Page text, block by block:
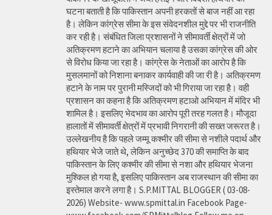
घटना बताती है कि पाकिस्तान अपनी हरकतों से बाज नहीं आ रहा
है। लेकिन कांग्रेस सीमा के इस संवेदनशील मुद्दे पर भी राजनीति
कर रही है। संबंधित जिला प्रशासनों ने सीमावर्ती क्षेत्रों में जो
अतिक्रमण हटाने का अभियान चलाया है उसका कांग्रेस की ओर
से विरोध किया जा रहा है। कांग्रेस के नेताओं का आरोप है कि
मुसलमानों को निशाना बनाकर कार्यवाही की जा री है। अतिक्रमण
हटाने के नाम पर पुरानी मस्जिदों को भी गिराया जा रहा है। वही
प्रशासन का कहना है कि अतिक्रमण हटाओ अभियान में मंदिर भी
शामिल है। इसलिए भेदभाव का आरोप पूरी तरह गलत है। मौजूदा
हालातों में सीमावर्ती क्षेत्रों में प्रभावी निगरानी की सख्त जरूरत है।
उल्लेखनीय है कि पहले जम्मू कश्मीर की सीमा से नशीले पदार्थ और
हथियार भेजे जाते थे, लेकिन अनुच्छेद 370 की समाप्ति के बाद
पाकिस्तान के लिए कश्मीर की सीमा से नशा और हथियार भेजना
मुश्किल हो गया है, इसलिए पाकिस्तान अब राजस्थान की सीमा का
इस्तेमाल करने लगा है। S.P.MITTAL BLOGGER ( 03-08-
2026) Website- www.spmittal.in Facebook Page-